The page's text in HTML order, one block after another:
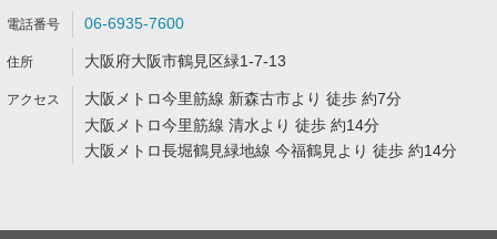
06-6935-7600
大阪府大阪市鶴見区緑1-7-13
大阪メトロ今里筋線 新森古市より 徒歩 約7分
大阪メトロ今里筋線 清水より 徒歩 約14分
大阪メトロ長堀鶴見緑地線 今福鶴見より 徒歩 約14分